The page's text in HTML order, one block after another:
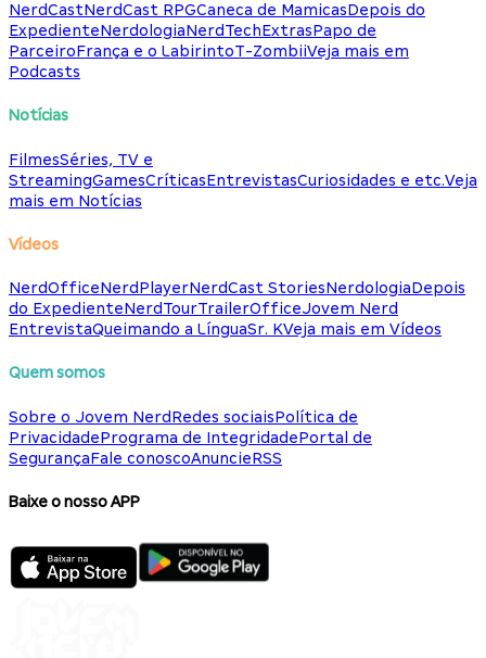
NerdCastNerdCast RPGCaneca de MamicasDepois do
ExpedienteNerdologiaNerdTechExtrasPapo de
ParceiroFrança e o LabirintoT-ZombiiVeja mais em
Podcasts
Notícias
FilmesSéries, TV e
StreamingGamesCríticasEntrevistasCuriosidades e etc.Veja
mais em Notícias
Vídeos
NerdOfficeNerdPlayerNerdCast StoriesNerdologiaDepois
do ExpedienteNerdTourTrailerOfficeJovem Nerd
EntrevistaQueimando a LínguaSr. KVeja mais em Vídeos
Quem somos
Sobre o Jovem NerdRedes sociaisPolítica de
PrivacidadePrograma de IntegridadePortal de
SegurançaFale conoscoAnuncieRSS
Baixe o nosso APP